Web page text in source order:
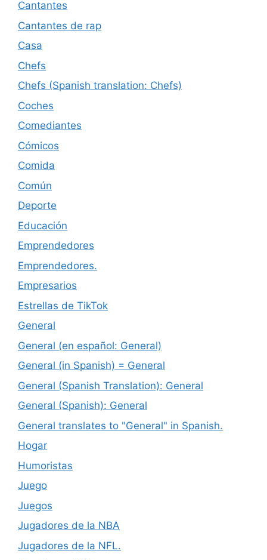
Cantantes
Cantantes de rap
Casa
Chefs
Chefs (Spanish translation: Chefs)
Coches
Comediantes
Cómicos
Comida
Común
Deporte
Educación
Emprendedores
Emprendedores.
Empresarios
Estrellas de TikTok
General
General (en español: General)
General (in Spanish) = General
General (Spanish Translation): General
General (Spanish): General
General translates to "General" in Spanish.
Hogar
Humoristas
Juego
Juegos
Jugadores de la NBA
Jugadores de la NFL.